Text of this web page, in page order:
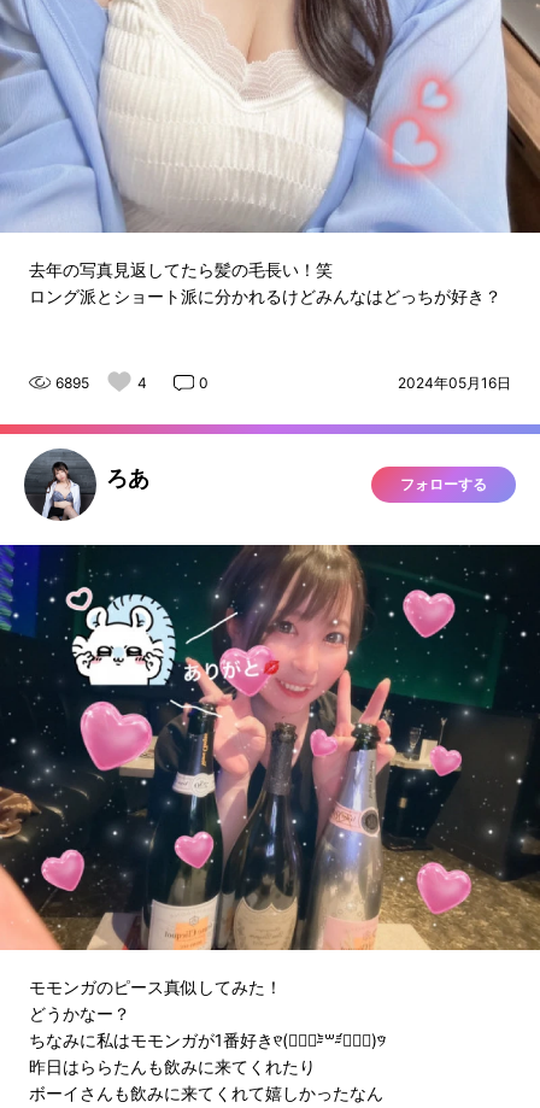
去年の写真見返してたら髪の毛長い！笑
ロング派とショート派に分かれるけどみんなはどっちが好き？
6895 4 0 2024年05月16日
ろあ フォローする
モモンガのピース真似してみた！
どうかなー？
ちなみに私はモモンガが1番好き୧⃛(๑⃙⃘⁼̴̀꒳⁼̴́๑⃙⃘)୨⃛
昨日はららたんも飲みに来てくれたり
ボーイさんも飲みに来てくれて嬉しかったなん